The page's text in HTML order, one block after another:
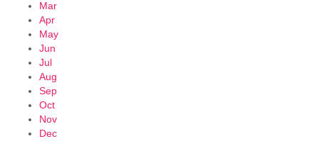
Mar
Apr
May
Jun
Jul
Aug
Sep
Oct
Nov
Dec